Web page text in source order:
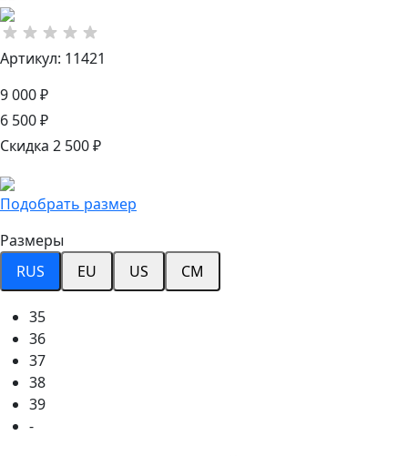
Артикул: 11421
9 000 ₽
6 500 ₽
Скидка 2 500 ₽
Подобрать размер
Размеры
RUS
EU US CM
35
36
37
38
39
-